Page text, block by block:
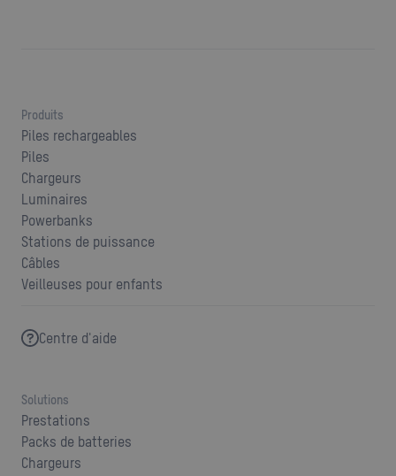
Produits
Piles rechargeables
Piles
Chargeurs
Luminaires
Powerbanks
Stations de puissance
Câbles
Veilleuses pour enfants
Centre d'aide
Solutions
Prestations
Packs de batteries
Chargeurs